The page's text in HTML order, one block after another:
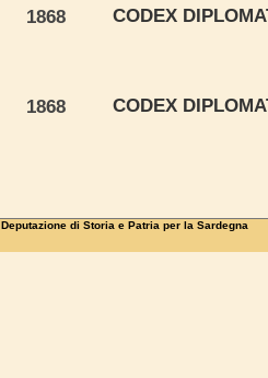
1868 CODEX
1868 CODEX
Deputazione di Storia e Patria per la Sardegna